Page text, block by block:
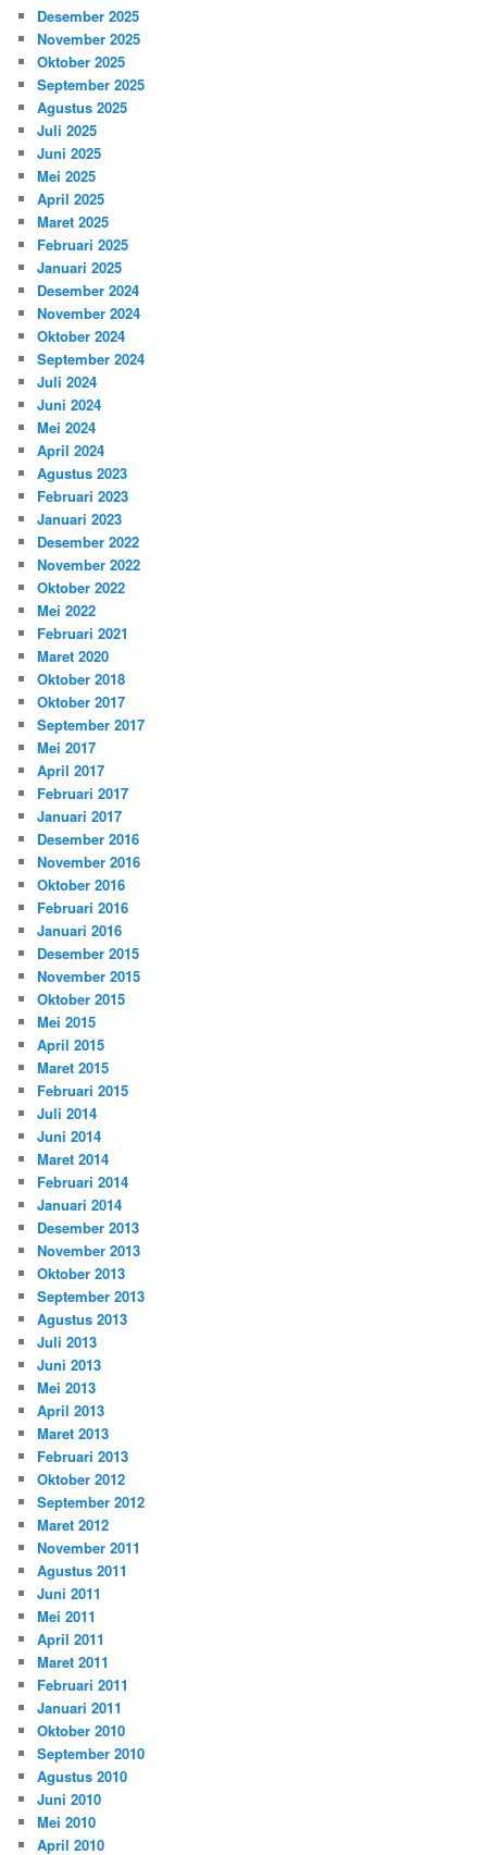
Desember 2025
November 2025
Oktober 2025
September 2025
Agustus 2025
Juli 2025
Juni 2025
Mei 2025
April 2025
Maret 2025
Februari 2025
Januari 2025
Desember 2024
November 2024
Oktober 2024
September 2024
Juli 2024
Juni 2024
Mei 2024
April 2024
Agustus 2023
Februari 2023
Januari 2023
Desember 2022
November 2022
Oktober 2022
Mei 2022
Februari 2021
Maret 2020
Oktober 2018
Oktober 2017
September 2017
Mei 2017
April 2017
Februari 2017
Januari 2017
Desember 2016
November 2016
Oktober 2016
Februari 2016
Januari 2016
Desember 2015
November 2015
Oktober 2015
Mei 2015
April 2015
Maret 2015
Februari 2015
Juli 2014
Juni 2014
Maret 2014
Februari 2014
Januari 2014
Desember 2013
November 2013
Oktober 2013
September 2013
Agustus 2013
Juli 2013
Juni 2013
Mei 2013
April 2013
Maret 2013
Februari 2013
Oktober 2012
September 2012
Maret 2012
November 2011
Agustus 2011
Juni 2011
Mei 2011
April 2011
Maret 2011
Februari 2011
Januari 2011
Oktober 2010
September 2010
Agustus 2010
Juni 2010
Mei 2010
April 2010